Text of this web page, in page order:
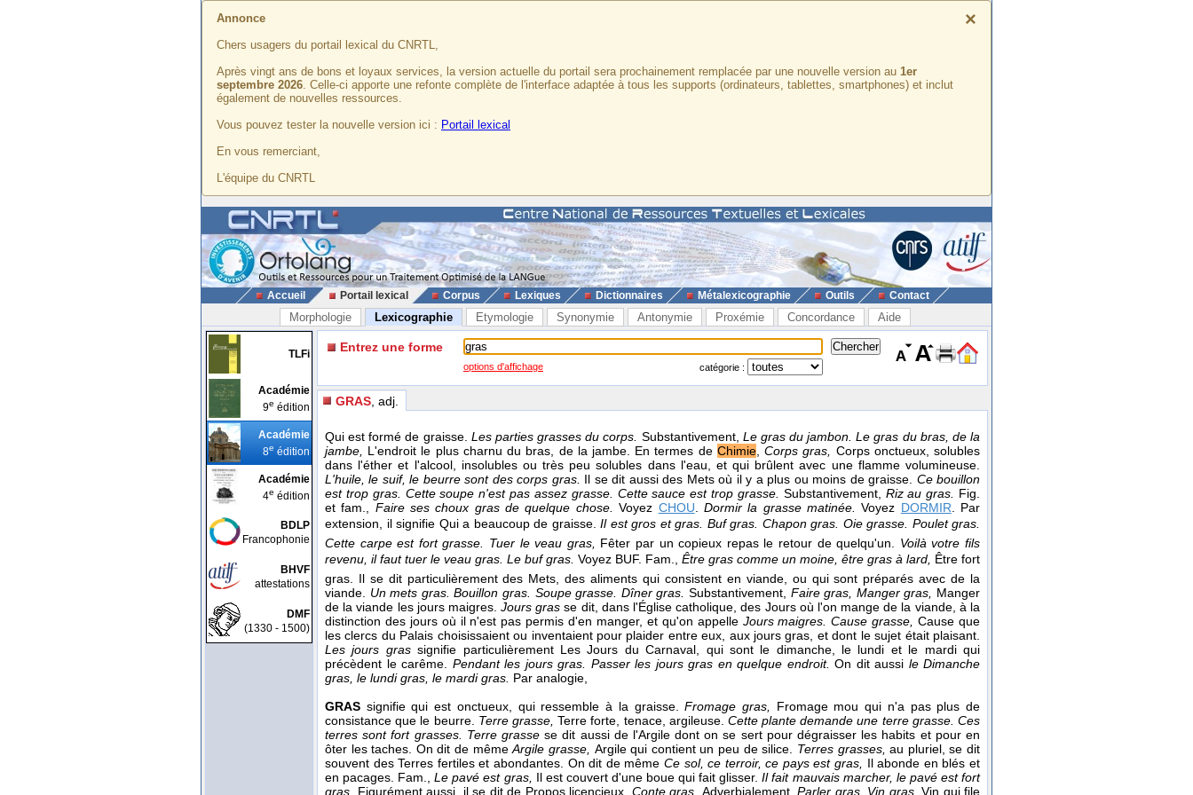
×
Annonce
Chers usagers du portail lexical du CNRTL,
Après vingt ans de bons et loyaux services, la version actuelle du portail sera prochainement remplacée par une nouvelle version au 1er
septembre 2026. Celle-ci apporte une refonte complète de l'interface adaptée à tous les supports (ordinateurs, tablettes, smartphones) et inclut
également de nouvelles ressources.
Vous pouvez tester la nouvelle version ici : Portail lexical
En vous remerciant,
L'équipe du CNRTL
Accueil Portail lexical Corpus Lexiques Dictionnaires Métalexicographie Outils Contact
Morphologie Lexicographie Etymologie Synonymie Antonymie Proxémie Concordance Aide
TLFi
Académie
9e édition
Académie
8e édition
Académie
4e édition
BDLP
Francophonie
BHVF
attestations
DMF
(1330 - 1500)
Entrez une forme
options d'affichage catégorie :
GRAS , adj.
Qui est formé de graisse. Les parties grasses du corps. Substantivement, Le gras du jambon. Le gras du bras, de la
jambe, L'endroit le plus charnu du bras, de la jambe. En termes de Chimie,Corps gras, Corps onctueux, solubles
dans l'éther et l'alcool, insolubles ou très peu solubles dans l'eau, et qui brûlent avec une flamme volumineuse.
L'huile, le suif, le beurre sont des corps gras. Il se dit aussi des Mets où il y a plus ou moins de graisse. Ce bouillon
est trop gras. Cette soupe n'est pas assez grasse. Cette sauce est trop grasse. Substantivement, Riz au gras. Fig.
et fam., Faire ses choux gras de quelque chose.Voyez CHOU. Dormir la grasse matinée.Voyez DORMIR. Par
extension, il signifie Qui a beaucoup de graisse. Il est gros et gras. Buf gras. Chapon gras. Oie grasse. Poulet gras.
Cette carpe est fort grasse. Tuer le veau gras, Fêter par un copieux repas le retour de quelqu'un. Voilà votre fils
revenu, il faut tuer le veau gras. Le buf gras. Voyez BUF. Fam., Être gras comme un moine, être gras à lard, Être fort
gras. Il se dit particulièrement des Mets, des aliments qui consistent en viande, ou qui sont préparés avec de la
viande. Un mets gras. Bouillon gras. Soupe grasse. Dîner gras.Substantivement, Faire gras, Manger gras, Manger
de la viande les jours maigres.Jours grasse dit, dans l'Église catholique, des Jours où l'on mange de la viande, à la
distinction des jours où il n'est pas permis d'en manger, et qu'on appelle Jours maigres.Cause grasse,Cause que
les clercs du Palais choisissaient ou inventaient pour plaider entre eux, aux jours gras, et dont le sujet était plaisant.
Les jours grassignifie particulièrement Les Jours du Carnaval, qui sont le dimanche, le lundi et le mardi qui
précèdent le carême. Pendant les jours gras. Passer les jours gras en quelque endroit. On dit aussi le Dimanche
gras, le lundi gras, le mardi gras. Par analogie,
GRAS signifie qui est onctueux, qui ressemble à la graisse.Fromage gras, Fromage mou qui n'a pas plus de
consistance que le beurre. Terre grasse,Terre forte, tenace, argileuse. Cette plante demande une terre grasse. Ces
terres sont fort grasses. Terre grassese dit aussi de l'Argile dont on se sert pour dégraisser les habits et pour en
ôter les taches. On dit de mêmeArgile grasse, Argile qui contient un peu de silice. Terres grasses,au pluriel, se dit
souvent des Terres fertiles et abondantes. On dit de même Ce sol, ce terroir, ce pays est gras, Il abonde en blés et
en pacages. Fam.,Le pavé est gras, Il est couvert d'une boue qui fait glisser.Il fait mauvais marcher, le pavé est fort
gras. Figurément aussi, il se dit de Propos licencieux. Conte gras. Adverbialement, Parler gras. Vin gras, Vin qui file